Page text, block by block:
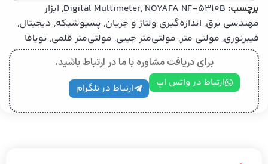
برچسب: Digital Multimeter, NOYAFA NF-5310B
, ابزار
مهندسی برق, اندازه‌گیری ولتاژ و جریان, پسیوشبکه, دیجیتال,
فیبرنوری, مولتی متر, مولتی‌متر جیبی, مولتی‌متر قلمی, نویافا
برای دریافت مشاوره با ما در ارتباط باشید.
ارتباط در واتس اپ ارتباط در تلگرام